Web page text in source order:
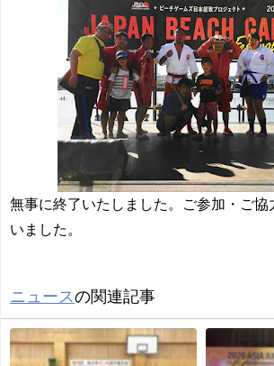
無事に終了いたしました。ご参加・ご協
いました。
ニュースの関連記事